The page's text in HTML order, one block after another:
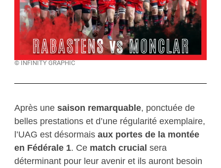
© INFINITY GRAPHIC
Après une saison remarquable, ponctuée de
belles prestations et d’une régularité exemplaire,
l’UAG est désormais aux portes de la montée
en Fédérale 1. Ce match crucial sera
déterminant pour leur avenir et ils auront besoin